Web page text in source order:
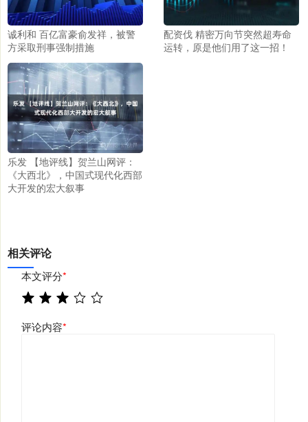
诚利和 百亿富豪俞发祥，被警
方采取刑事强制措施
配资伐 精密万向节突然超寿命
运转，原是他们用了这一招！
乐发 【地评线】贺兰山网评：
《大西北》，中国式现代化西部
大开发的宏大叙事
相关评论
本文评分*
评论内容*